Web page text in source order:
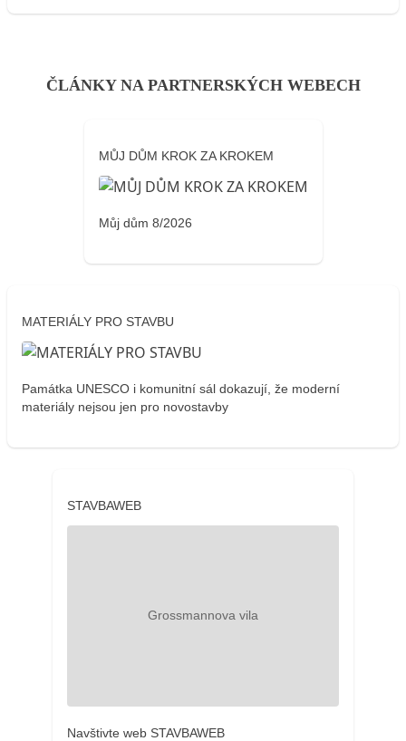
ČLÁNKY NA PARTNERSKÝCH WEBECH
MŮJ DŮM KROK ZA KROKEM
Můj dům 8/2026
MATERIÁLY PRO STAVBU
Památka UNESCO i komunitní sál dokazují, že moderní
materiály nejsou jen pro novostavby
STAVBAWEB
Navštivte web STAVBAWEB